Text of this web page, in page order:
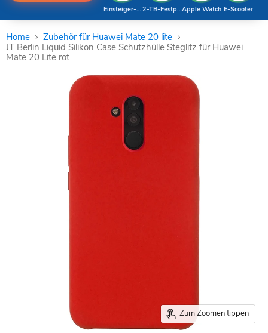
E-Scooter
Apple Watch
2-TB-Festplatte
Einsteiger-Handy
Home
Zubehör für Huawei Mate 20 lite
JT Berlin Liquid Silikon Case Schutzhülle Steglitz für Huawei
Mate 20 Lite rot
Zum Zoomen tippen